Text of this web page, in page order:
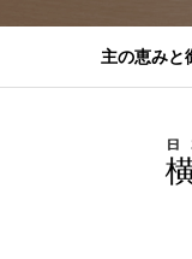
主の恵みと